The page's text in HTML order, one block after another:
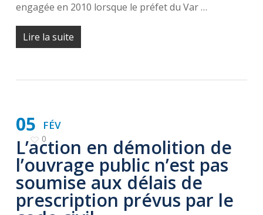
engagée en 2010 lorsque le préfet du Var …
Lire la suite
FÉV
05
0
L’action en démolition de
l’ouvrage public n’est pas
soumise aux délais de
prescription prévus par le